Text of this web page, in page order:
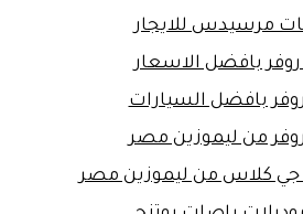
مرسيدس للايجار
روفر بافضل الاسعار
بافضل السيارات
روفر من ليموزين مصر
كلاس من ليموزين مصر